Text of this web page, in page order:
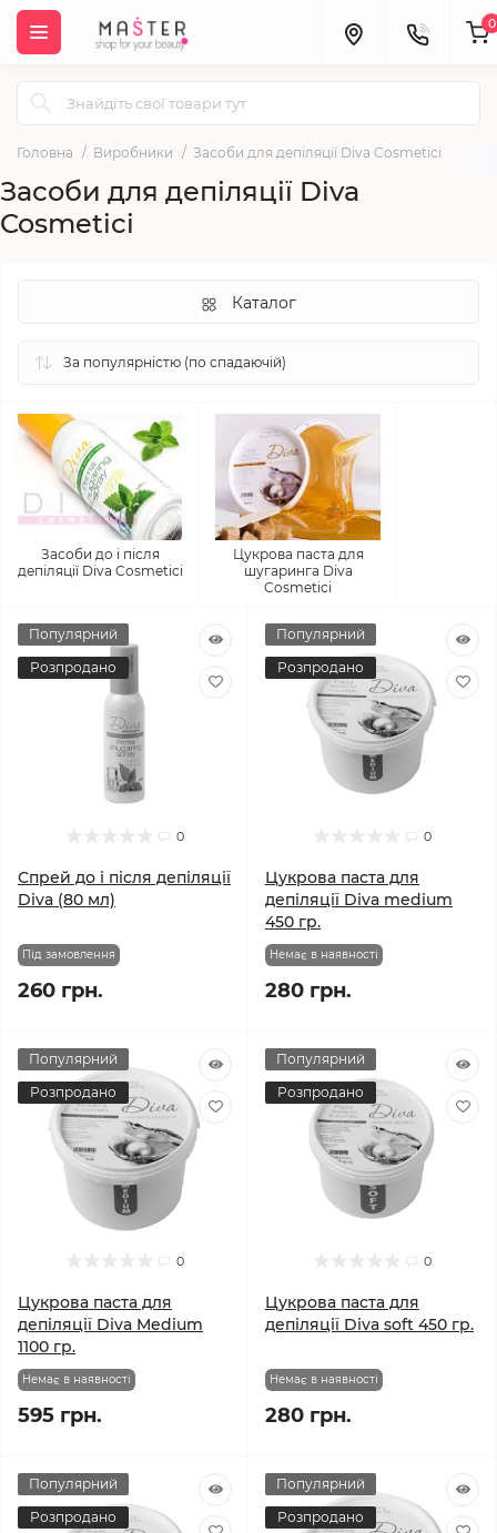
0
Головна Виробники Засоби для депіляції Diva Cosmetici
Засоби для депіляції Diva
Cosmetici
Каталог
Засоби до і після
депіляції Diva Cosmetici
Цукрова паста для
шугаринга Diva
Cosmetici
Популярний
Розпродано
0
Спрей до і після депіляції
Diva (80 мл)
Під замовлення
260 грн.
Популярний
Розпродано
0
Цукрова паста для
депіляції Diva medium
450 гр.
Немає в наявності
280 грн.
Популярний
Розпродано
0
Цукрова паста для
депіляції Diva Medium
1100 гр.
Немає в наявності
595 грн.
Популярний
Розпродано
0
Цукрова паста для
депіляції Diva soft 450 гр.
Немає в наявності
280 грн.
Популярний
Розпродано
Популярний
Розпродано